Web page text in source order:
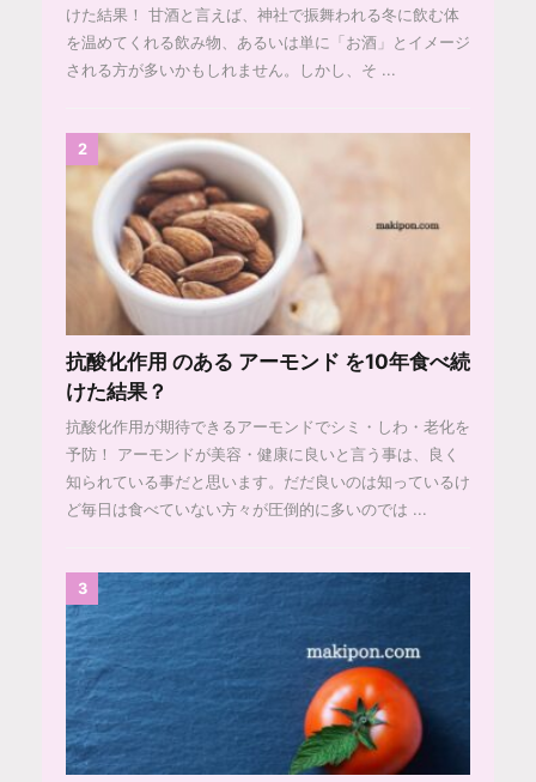
けた結果！ 甘酒と言えば、神社で振舞われる冬に飲む体
を温めてくれる飲み物、あるいは単に「お酒」とイメージ
される方が多いかもしれません。しかし、そ ...
2
抗酸化作用 のある アーモンド を10年食べ続
けた結果？
抗酸化作用が期待できるアーモンドでシミ・しわ・老化を
予防！ アーモンドが美容・健康に良いと言う事は、良く
知られている事だと思います。だだ良いのは知っているけ
ど毎日は食べていない方々が圧倒的に多いのでは ...
3